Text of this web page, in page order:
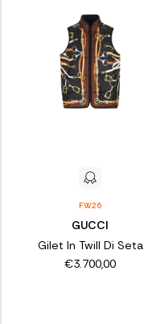
FW26
GUCCI
Gilet In Twill Di Seta
€3.700,00